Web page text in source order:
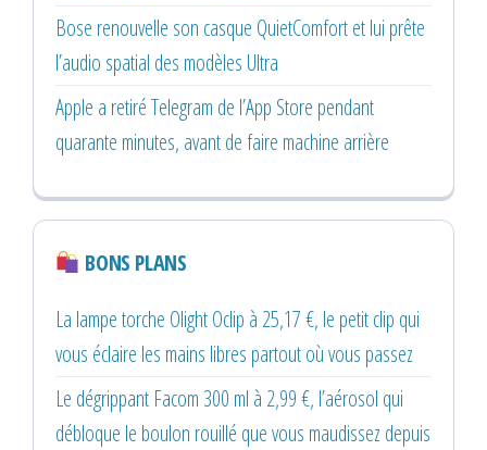
Bose renouvelle son casque QuietComfort et lui prête
l’audio spatial des modèles Ultra
Apple a retiré Telegram de l’App Store pendant
quarante minutes, avant de faire machine arrière
BONS PLANS
La lampe torche Olight Oclip à 25,17 €, le petit clip qui
vous éclaire les mains libres partout où vous passez
Le dégrippant Facom 300 ml à 2,99 €, l’aérosol qui
débloque le boulon rouillé que vous maudissez depuis